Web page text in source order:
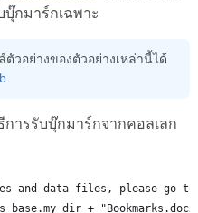
กมาร์กเฉพาะ
วอย่างของตัวอย่างเหล่านี้ได้
ารรับบุ๊กมาร์กจากคอลเลก
and data files, please go to
+